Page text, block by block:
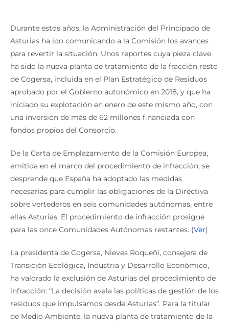
Durante estos años, la Administración del Principado de
Asturias ha ido comunicando a la Comisión los avances
para revertir la situación. Unos reportes cuya pieza clave
ha sido la nueva planta de tratamiento de la fracción resto
de Cogersa, incluida en el Plan Estratégico de Residuos
aprobado por el Gobierno autonómico en 2018, y que ha
iniciado su explotación en enero de este mismo año, con
una inversión de más de 62 millones financiada con
fondos propios del Consorcio.
De la Carta de Emplazamiento de la Comisión Europea,
emitida en el marco del procedimiento de infracción, se
desprende que España ha adoptado las medidas
necesarias para cumplir las obligaciones de la Directiva
sobre vertederos en seis comunidades autónomas, entre
ellas Asturias. El procedimiento de infracción prosigue
para las once Comunidades Autónomas restantes. (Ver)
La presidenta de Cogersa, Nieves Roqueñí, consejera de
Transición Ecológica, Industria y Desarrollo Económico,
ha valorado la exclusión de Asturias del procedimiento de
infracción: “La decisión avala las políticas de gestión de los
residuos que impulsamos desde Asturias”. Para la titular
de Medio Ambiente, la nueva planta de tratamiento de la